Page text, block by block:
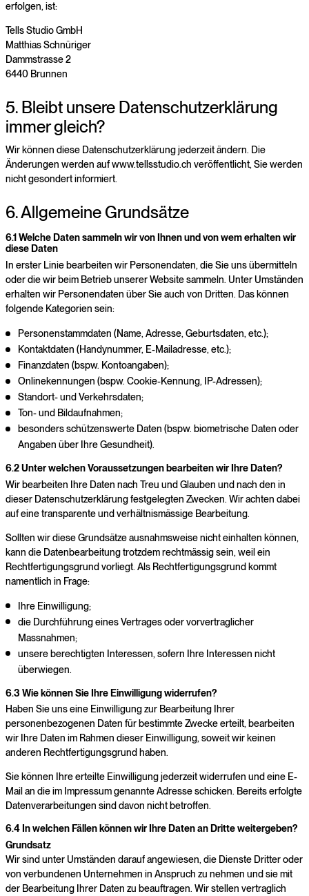
erfolgen, ist:
Tells Studio GmbH
Matthias Schnüriger
Dammstrasse 2
6440 Brunnen
5. Bleibt unsere Datenschutzerklärung
immer gleich?
Wir können diese Datenschutzerklärung jederzeit ändern. Die
Änderungen werden auf www.tellsstudio.ch veröffentlicht, Sie werden
nicht gesondert informiert.
6. Allgemeine Grundsätze
6.1 Welche Daten sammeln wir von Ihnen und von wem erhalten wir
diese Daten
In erster Linie bearbeiten wir Personendaten, die Sie uns übermitteln
oder die wir beim Betrieb unserer Website sammeln. Unter Umständen
erhalten wir Personendaten über Sie auch von Dritten. Das können
folgende Kategorien sein:
Personenstammdaten (Name, Adresse, Geburtsdaten, etc.);
Kontaktdaten (Handynummer, E-Mailadresse, etc.);
Finanzdaten (bspw. Kontoangaben);
Onlinekennungen (bspw. Cookie-Kennung, IP-Adressen);
Standort- und Verkehrsdaten;
Ton- und Bildaufnahmen;
besonders schützenswerte Daten (bspw. biometrische Daten oder
Angaben über Ihre Gesundheit).
6.2 Unter welchen Voraussetzungen bearbeiten wir Ihre Daten?
Wir bearbeiten Ihre Daten nach Treu und Glauben und nach den in
dieser Datenschutzerklärung festgelegten Zwecken. Wir achten dabei
auf eine transparente und verhältnismässige Bearbeitung.
Sollten wir diese Grundsätze ausnahmsweise nicht einhalten können,
kann die Datenbearbeitung trotzdem rechtmässig sein, weil ein
Rechtfertigungsgrund vorliegt. Als Rechtfertigungsgrund kommt
namentlich in Frage:
Ihre Einwilligung;
die Durchführung eines Vertrages oder vorvertraglicher
Massnahmen;
unsere berechtigten Interessen, sofern Ihre Interessen nicht
überwiegen.
6.3 Wie können Sie Ihre Einwilligung widerrufen?
Haben Sie uns eine Einwilligung zur Bearbeitung Ihrer
personenbezogenen Daten für bestimmte Zwecke erteilt, bearbeiten
wir Ihre Daten im Rahmen dieser Einwilligung, soweit wir keinen
anderen Rechtfertigungsgrund haben.
Sie können Ihre erteilte Einwilligung jederzeit widerrufen und eine E-
Mail an die im Impressum genannte Adresse schicken. Bereits erfolgte
Datenverarbeitungen sind davon nicht betroffen.
6.4 In welchen Fällen können wir Ihre Daten an Dritte weitergeben?
Grundsatz
Wir sind unter Umständen darauf angewiesen, die Dienste Dritter oder
von verbundenen Unternehmen in Anspruch zu nehmen und sie mit
der Bearbeitung Ihrer Daten zu beauftragen. Wir stellen vertraglich